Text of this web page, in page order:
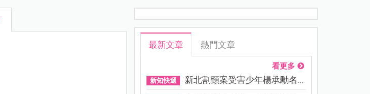
最新文章 熱門文章
看更多
新知快遞 新北割頸案受害少年楊承勳名...